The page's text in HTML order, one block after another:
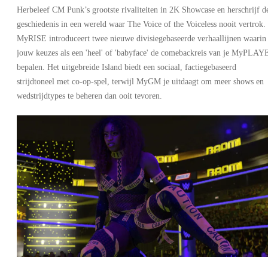
Herbeleef CM Punk’s grootste rivaliteiten in 2K Showcase en herschrijf
geschiedenis in een wereld waar The Voice of the Voiceless nooit vertrok.
MyRISE introduceert twee nieuwe divisiegebaseerde verhaallijnen waarin
jouw keuzes als een 'heel' of 'babyface' de comebackreis van je
bepalen. Het uitgebreide Island biedt een sociaal, factiegebaseerd
strijdtoneel met co-op-spel, terwijl MyGM je uitdaagt om meer shows en
wedstrijdtypes te beheren dan ooit tevoren.